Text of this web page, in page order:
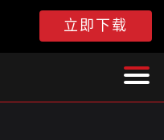
立即下载